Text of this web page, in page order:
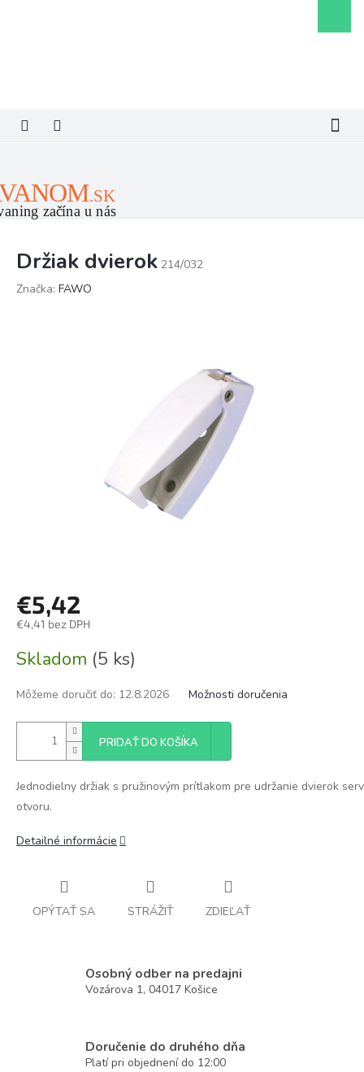
košík
Držiak dvierok 214/032
Značka: FAWO
€5,42
€4,41 bez DPH
cena:
Skladom (5 ks)
Môžeme doručiť do: 12.8.2026 Možnosti doručenia
PRIDAŤ DO KOŠÍKA
Jednodielny držiak s pružinovým prítlakom pre udržanie dvierok
otvoru.
Detailné informácie
OPÝTAŤ SA STRÁŽIŤ ZDIEĽAŤ
Osobný odber na predajni
Vozárova 1, 04017 Košice
Doručenie do druhého dňa
Platí pri objednení do 12:00